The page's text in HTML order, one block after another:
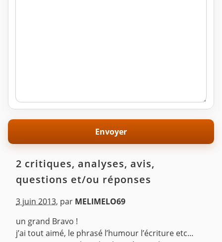
2 critiques, analyses, avis,
questions et/ou réponses
3 juin 2013, par MELIMELO69
un grand Bravo !
j’ai tout aimé, le phrasé l’humour l’écriture etc...